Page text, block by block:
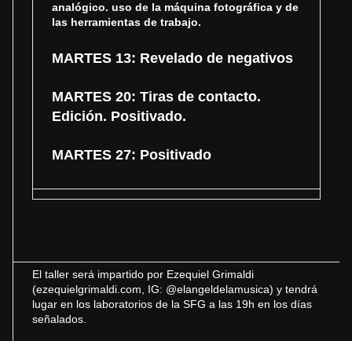
analógico. uso de la máquina fotográfica y de
las herramientas de trabajo.
MARTES 13: Revelado de negativos
MARTES 20: Tiras de contacto.
Edición. Positivado.
MARTES 27: Positivado
El taller será impartido por Ezequiel Grimaldi
(ezequielgrimaldi.com, IG: @elangeldelamusica) y tendrá
lugar en los laboratorios de la SFG a las 19h en los días
señalados.